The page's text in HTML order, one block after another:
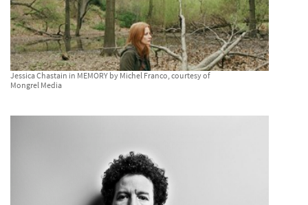
Jessica Chastain in MEMORY by Michel Franco, courtesy of
Mongrel Media